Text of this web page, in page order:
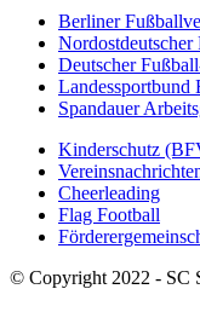
Berliner
Deutscher
Spandauer
Kinderschutz
Cheerleading
Flag Football
© Copyright 2022 - SC